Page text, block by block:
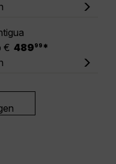
€ 489 99 *